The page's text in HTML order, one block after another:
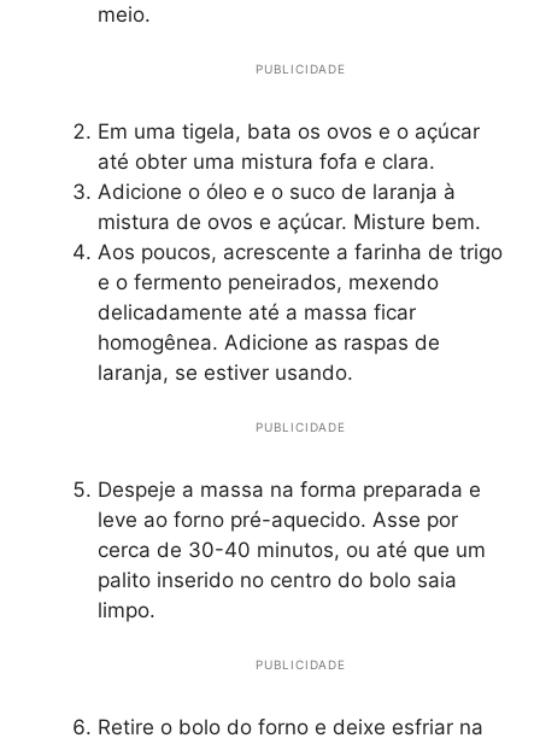
meio.
PUBLICIDADE
Em uma tigela, bata os ovos e o açúcar
até obter uma mistura fofa e clara.
Adicione o óleo e o suco de laranja à
mistura de ovos e açúcar. Misture bem.
Aos poucos, acrescente a farinha de trigo
e o fermento peneirados, mexendo
delicadamente até a massa ficar
homogênea. Adicione as raspas de
laranja, se estiver usando.
PUBLICIDADE
Despeje a massa na forma preparada e
leve ao forno pré-aquecido. Asse por
cerca de 30-40 minutos, ou até que um
palito inserido no centro do bolo saia
limpo.
PUBLICIDADE
Retire o bolo do forno e deixe esfriar na